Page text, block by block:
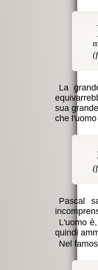
La
sua
che
Pascal
L'uomo
quindi
Nel